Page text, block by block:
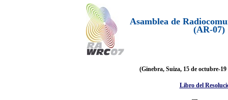
Asamblea de
(AR-07)
(Ginebra, Suiza, 15 de octubre-19
Libro del